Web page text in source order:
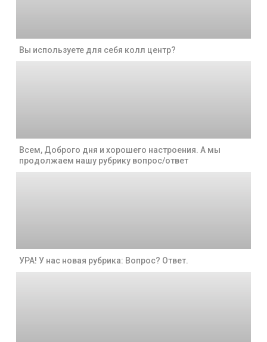
Вы используете для себя колл центр?
Всем, Доброго дня и хорошего настроения. А мы
продолжаем нашу рубрику вопрос/ответ
УРА! У нас новая рубрика: Вопрос? Ответ.